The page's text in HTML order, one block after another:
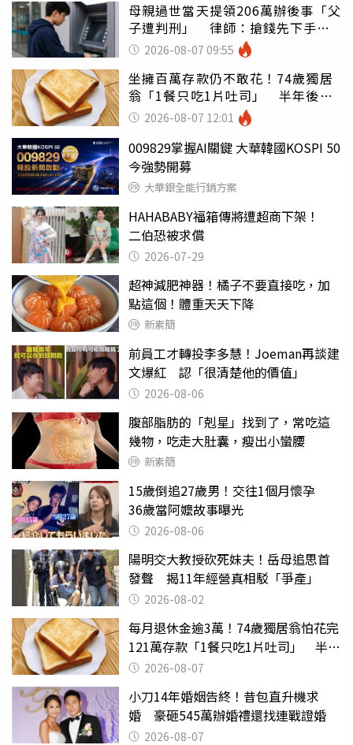
母親過世當天提領206萬辦後事「父
子遭判刑」 律師：搶錢先下手是
罪 2026-08-07 09:55
坐擁百萬存款仍不敢花！74歲獨居
翁「1餐只吃1片吐司」 半年後暴
瘦嚇壞女兒
2026-08-07 12:01
009829掌握AI關鍵 大華韓國KOSPI 50
今強勢開募
大華銀全能行銷方案
HAHABABY福箱傳將遭超商下架！
二伯恐被求償
2026-07-29
超神減肥神器！橘子不要直接吃，加
點這個！體重天天下降
新素簡
前員工才轉投李多慧！Joeman再談建
文爆紅 認「很清楚他的價值」
2026-08-06
腹部脂肪的「剋星」找到了，常吃這
幾物，吃走大肚囊，瘦出小蠻腰
新素簡
15歲倒追27歲男！交往1個月懷孕
36歲當阿嬤故事曝光
2026-08-06
陽明交大教授砍死妹夫！岳母追思首
發聲 揭11年經營真相駁「爭產」
2026-08-02
每月退休金逾3萬！74歲獨居翁怕花完
121萬存款「1餐只吃1片吐司」 半年
後暴瘦嚇壞女兒
2026-08-07
小刀14年婚姻告終！昔包直升機求
婚 豪砸545萬辦婚禮還找連戰證婚
2026-08-07